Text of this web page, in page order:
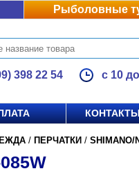
Рыболовные
398 22 54 с 10
/ ПЕРЧАТКИ / SHIMANO/